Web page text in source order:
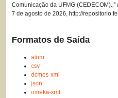
Comunicação da UFMG (CEDECOM).,”
7 de agosto de 2026, http://
Formatos de Saída
atom
csv
dcmes-xml
json
omeka-xml